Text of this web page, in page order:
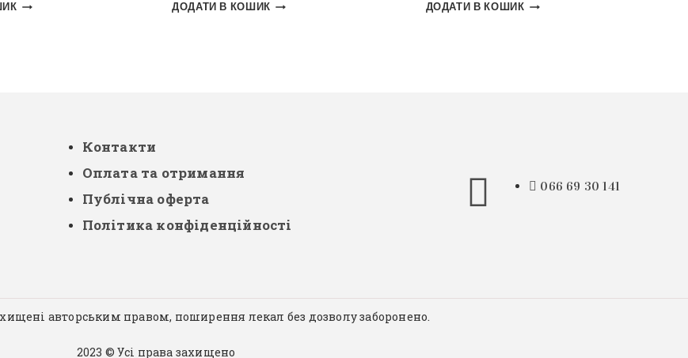
ДОДАТИ В КОШИК ДОДАТИ В КОШИК
Контакти
Оплата та отримання
Публічна оферта
Політика конфіденційності
066 69 30 141
авторським правом, поширення лекал без дозволу заборонено.
2023 © Усі права захищено